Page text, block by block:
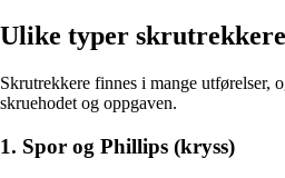
Ulike typer skrutrekkere
Skrutrekkere finnes i mange utførelser,
skruehodet og oppgaven.
1. Spor og Phillips (kryss)